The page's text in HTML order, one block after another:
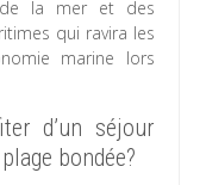
la mer et des
qui ravira les
marine lors
d’un séjour
bondée?